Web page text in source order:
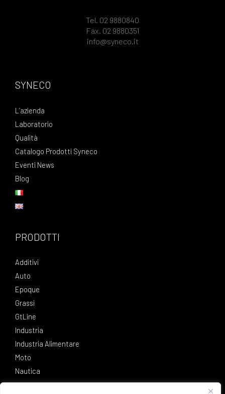
Tel. 02 9880840
Fax. 02 9880351
info@syneco.it
SYNECO
L’azienda
Laboratorio
Qualità
Catalogo Prodotti Syneco
Eventi News
Blog
PRODOTTI
Additivi
Auto
Epoque
Grassi
GtLine
Industria
Industria Alimentare
Moto
Nautica